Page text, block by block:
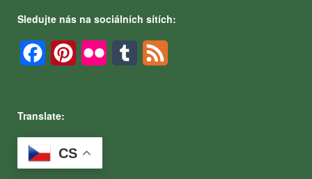
Sledujte nás na sociálních sítích:
FacebookPinterestFlickr Tumblr
Translate:
CS